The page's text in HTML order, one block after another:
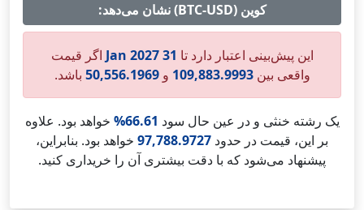
کوین (BTC-USD) نشان می‌دهد:
این پیش‌بینی اعتبار دارد تا 31 Jan 2027
اگر قیمت
واقعی بین109,883.9993 و50,556.1969 باشد.
یک رشته خنثی و در عین حال سود 66.61%
خواهد بود. علاوه
بر این، قیمت در حدود 97,788.9727 خواهد بود. بنابراین،
پیشنهاد می‌شود که با دقت بیشتری آن را خریداری کنید.